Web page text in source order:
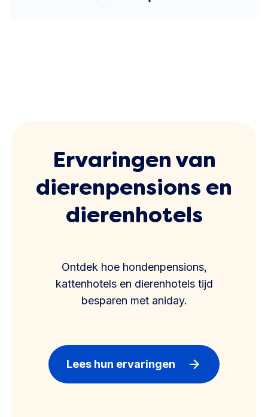
Ervaringen van
dierenpensions en
dierenhotels
Ontdek hoe hondenpensions,
kattenhotels en dierenhotels tijd
besparen met aniday.
Lees hun ervaringen